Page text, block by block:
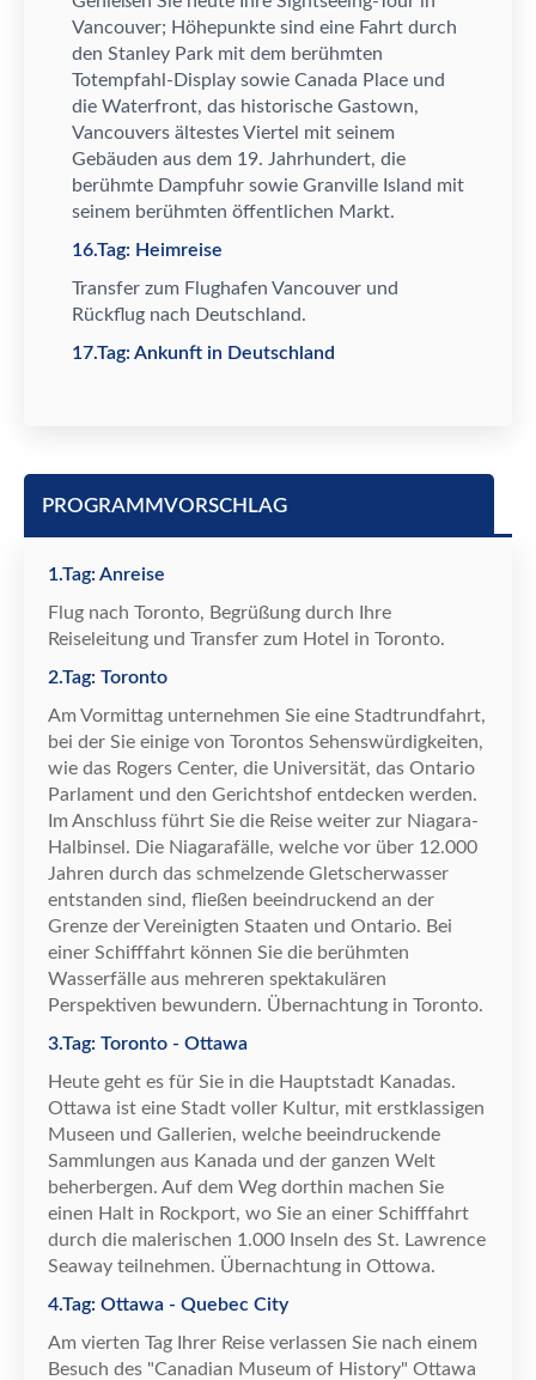
Vancouver; Höhepunkte sind eine Fahrt durch
den Stanley Park mit dem berühmten
Totempfahl-Display sowie Canada Place und
die Waterfront, das historische Gastown,
Vancouvers ä ltestes Viertel mit seinem
Gebäuden aus dem 19. Jahrhundert, die
berühmte Dampfuhr sowie Granville Island mit
seinem berühmten öffentlichen Markt.
16.Tag: Heimreise
Transfer zum Flughafen Vancouver und
Rückflug nach Deutschland.
17.Tag: Ankunft in Deutschland
PROGRAMMVORSCHLAG
1.Tag: Anreise
Flug nach Toronto, Begrüßung durch Ihre
Reiseleitung und Transfer zum Hotel in Toronto.
2.Tag: Toronto
Am Vormittag unternehmen Sie eine Stadtrundfahrt,
bei der Sie einige von Torontos Sehenswürdigkeiten,
wie das Rogers Center, die Universität, das Ontario
Parlament und den Gerichtshof entdecken werden.
Im Anschluss führt Sie die Reise weiter zur Niagara-
Halbinsel. Die Niagarafä lle, welche vor über 12.000
Jahren durch das schmelzende Gletscherwasser
entstanden sind, fließen beeindruckend an der
Grenze der Vereinigten Staaten und Ontario. Bei
einer Schifffahrt können Sie die berühmten
Wasserfä lle aus mehreren spektakul ären
Perspektiven bewundern. Übernachtung in Toronto.
3.Tag: Toronto - Ottawa
Heute geht es für Sie in die Hauptstadt Kanadas.
Ottawa ist eine Stadt voller Kultur, mit erstklassigen
Museen und Gallerien, welche beeindruckende
Sammlungen aus Kanada und der ganzen Welt
beherbergen. Auf dem Weg dorthin machen Sie
einen Halt in Rockport, wo Sie an einer Schifffahrt
durch die malerischen 1.000 Inseln des St. Lawrence
Seaway teilnehmen. Übernachtung in Ottowa.
4.Tag: Ottawa - Quebec City
Am vierten Tag Ihrer Reise verlassen Sie nach einem
Besuch des "Canadian Museum of History" Ottawa